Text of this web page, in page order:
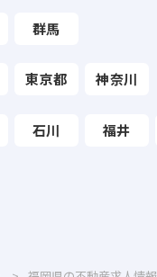
群馬
東京都 神奈川
石川 福井